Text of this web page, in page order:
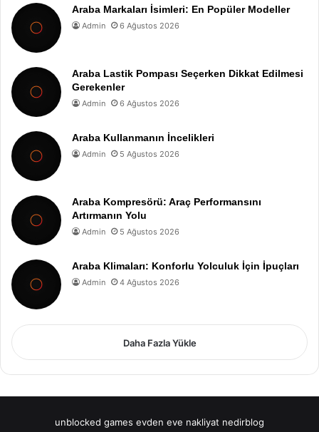
Araba Markaları İsimleri: En Popüler Modeller
Admin 6 Ağustos 2026
Araba Lastik Pompası Seçerken Dikkat Edilmesi
Gerekenler
Admin 6 Ağustos 2026
Araba Kullanmanın İncelikleri
Admin 5 Ağustos 2026
Araba Kompresörü: Araç Performansını
Artırmanın Yolu
Admin 5 Ağustos 2026
Araba Klimaları: Konforlu Yolculuk İçin İpuçları
Admin 4 Ağustos 2026
Daha Fazla Yükle
unblocked games evden eve nakliyat nedirblog